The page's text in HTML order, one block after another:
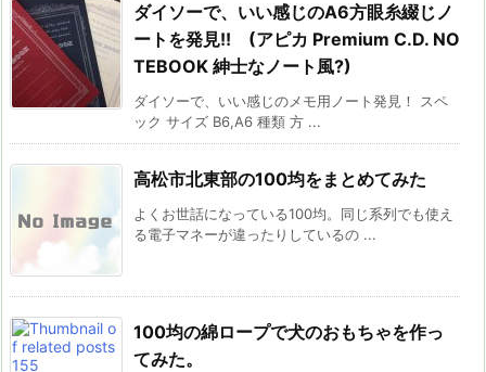
ダイソーで、いい感じのA6方眼糸綴じノ
ートを発見!! (アピカ Premium C.D. NO
TEBOOK 紳士なノート風?)
ダイソーで、いい感じのメモ用ノート発見！ スペ
ック サイズ B6,A6 種類 方 ...
高松市北東部の100均をまとめてみた
よくお世話になっている100均。同じ系列でも使え
る電子マネーが違ったりしているの ...
100均の綿ロープで犬のおもちゃを作っ
てみた。